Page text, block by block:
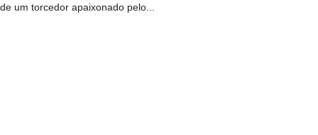
de um torcedor apaixonado pelo...